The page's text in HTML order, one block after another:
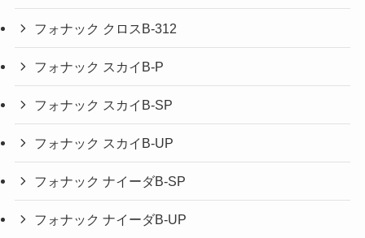
フォナック クロスB-312
フォナック スカイB-P
フォナック スカイB-SP
フォナック スカイB-UP
フォナック ナイーダB-SP
フォナック ナイーダB-UP